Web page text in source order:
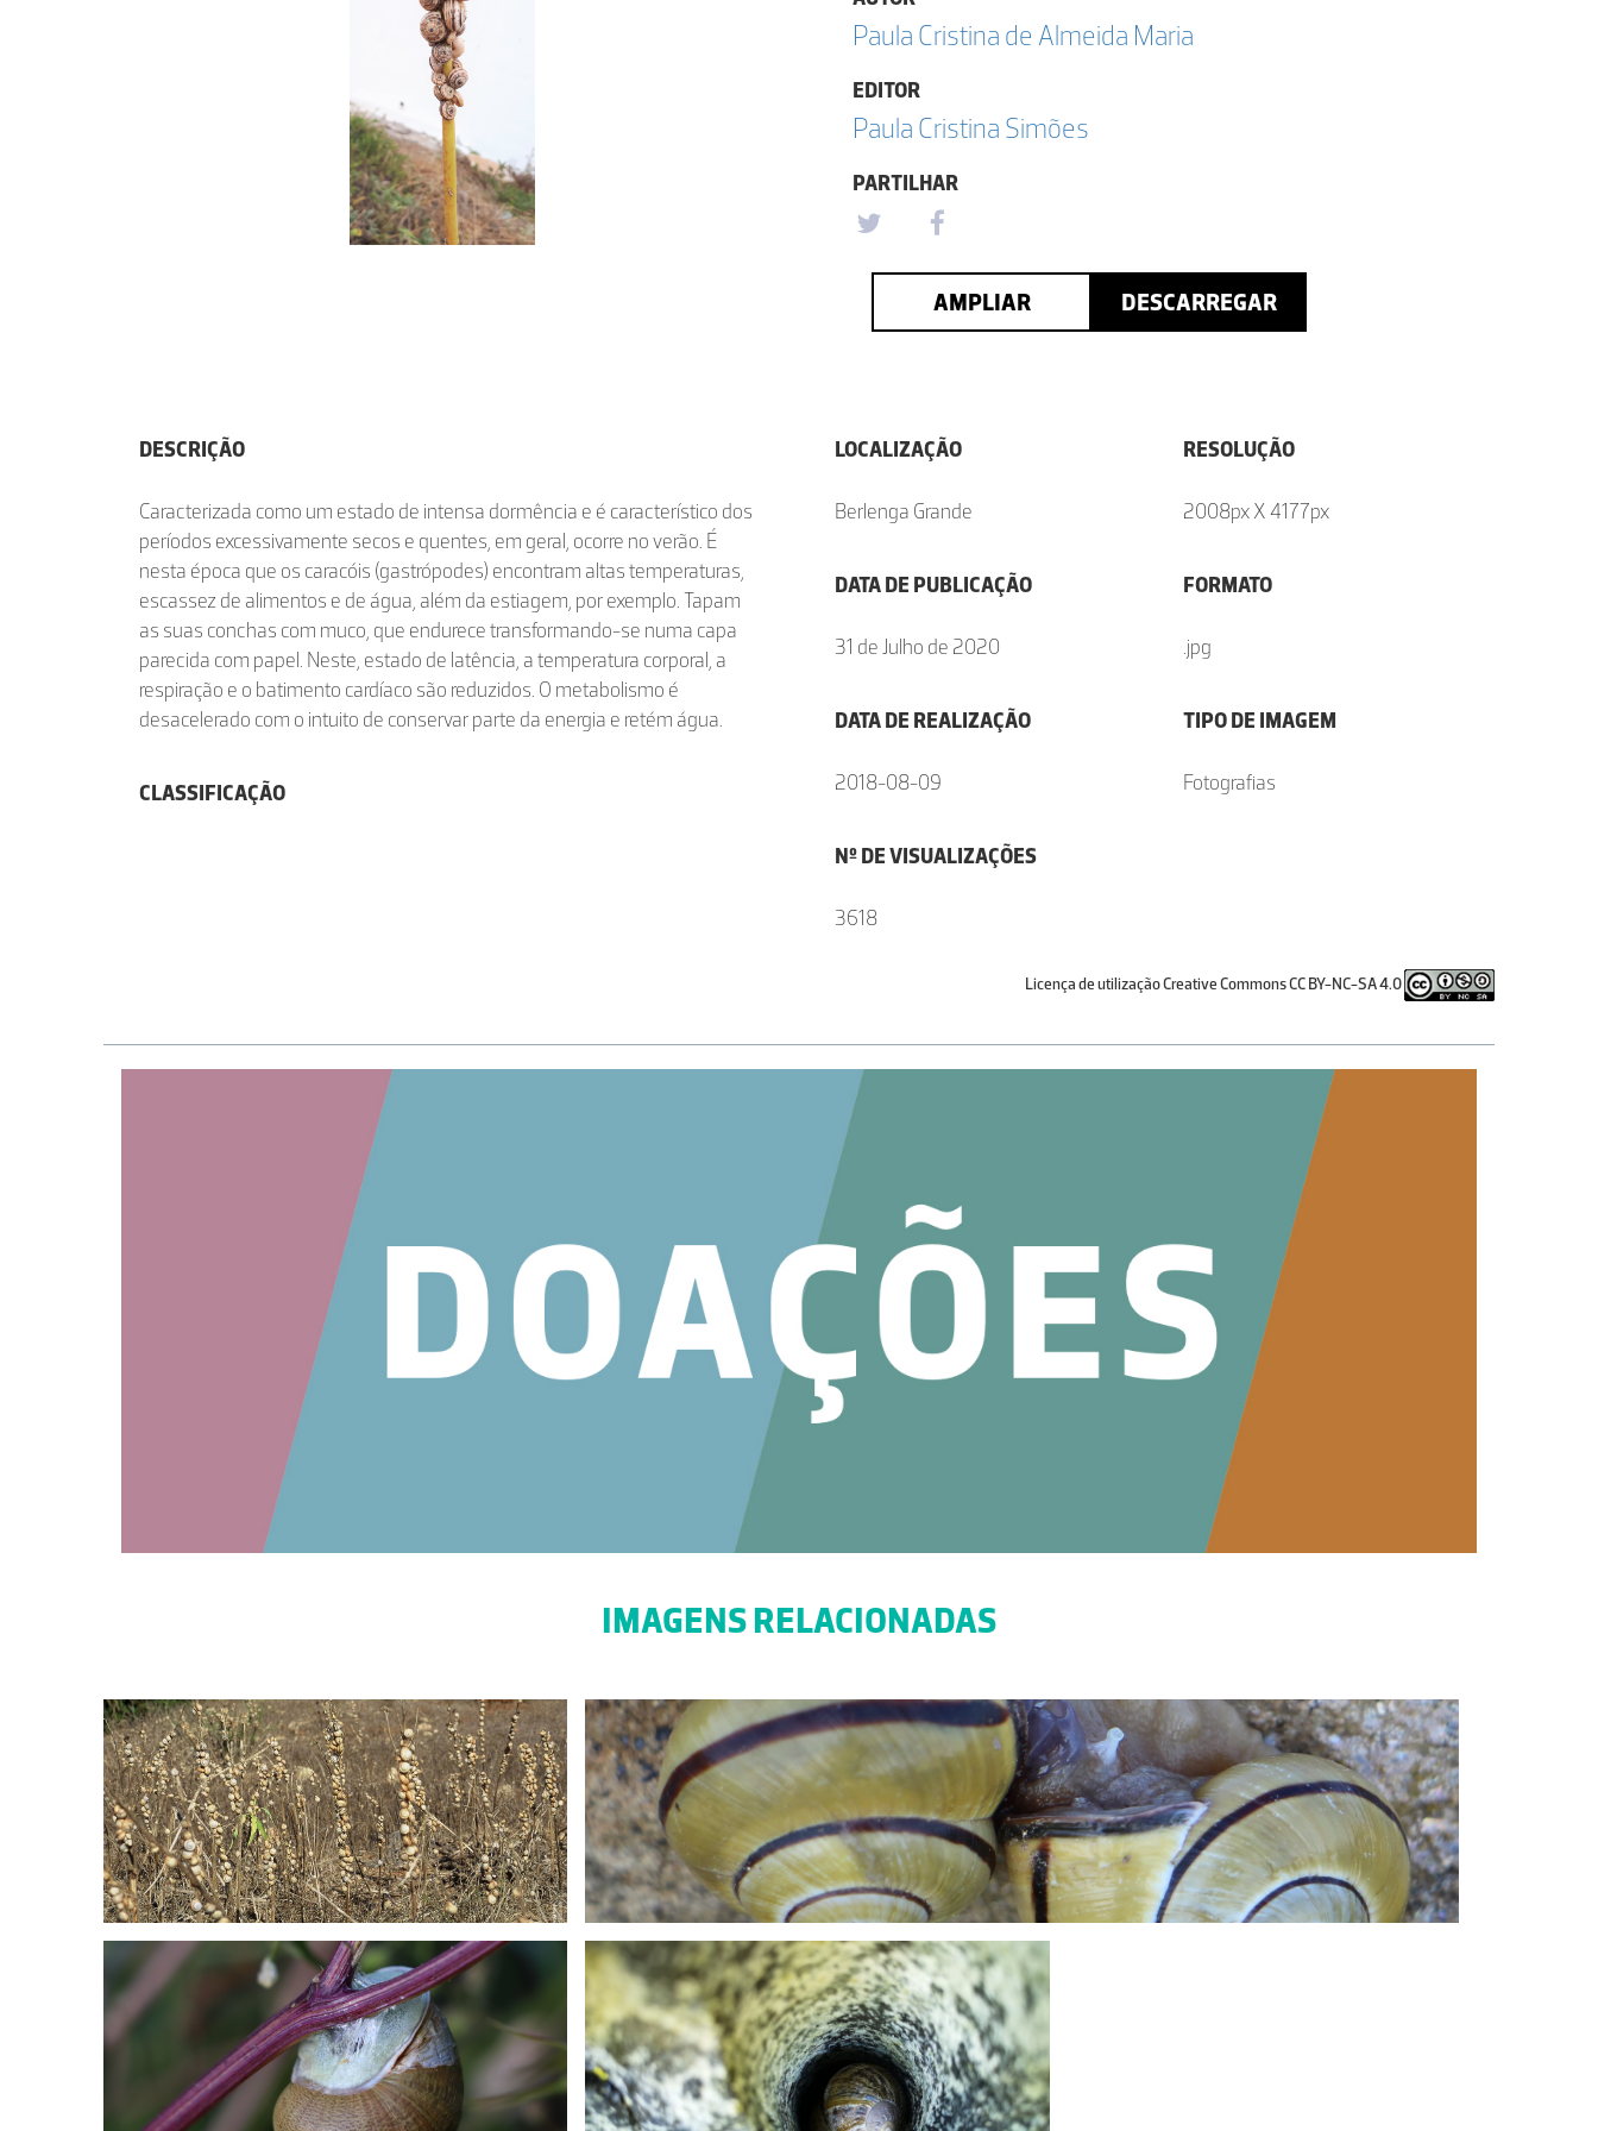
Paula Cristina de Almeida Maria
EDITOR
Paula Cristina Simões
PARTILHAR
AMPLIAR DESCARREGAR
DESCRIÇÃO
Caracterizada como um estado de intensa dormência e é característico dos
períodos excessivamente secos e quentes, em geral, ocorre no verão. É
nesta época que os caracóis (gastrópodes) encontram altas temperaturas,
escassez de alimentos e de água, além da estiagem, por exemplo. Tapam
as suas conchas com muco, que endurece transformando-se numa capa
parecida com papel. Neste, estado de latência, a temperatura corporal, a
respiração e o batimento cardíaco são reduzidos. O metabolismo é
desacelerado com o intuito de conservar parte da energia e retém água.
CLASSIFICAÇÃO
LOCALIZAÇÃO
Berlenga Grande
DATA DE PUBLICAÇÃO
31 de Julho de 2020
DATA DE REALIZAÇÃO
2018-08-09
Nº DE VISUALIZAÇÕES
3618
RESOLUÇÃO
2008px X 4177px
FORMATO
.jpg
TIPO DE IMAGEM
Fotografias
Licença de utilização Creative Commons CC BY-NC-SA 4.0
IMAGENS RELACIONADAS